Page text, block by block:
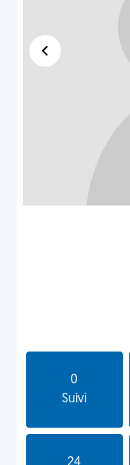
0
Suivi